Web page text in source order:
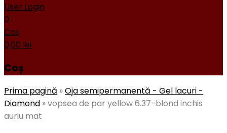
User Login
0
Cos
0,00 lei
Coș
Prima pagină »Oja semipermanentă - Gel lacuri -
Diamond »vopsea de par yellow 6.37-blond inchis
auriu mat